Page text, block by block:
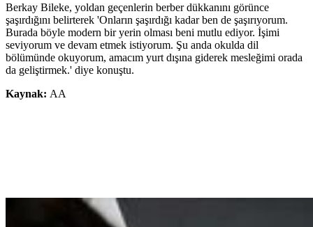
Berkay Bileke, yoldan geçenlerin berber dükkanını görünce
şaşırdığını belirterek 'Onların şaşırdığı kadar ben de şaşırıyorum.
Burada böyle modern bir yerin olması beni mutlu ediyor. İşimi
seviyorum ve devam etmek istiyorum. Şu anda okulda dil
bölümünde okuyorum, amacım yurt dışına giderek mesleğimi orada
da geliştirmek.' diye konuştu.
Kaynak: AA